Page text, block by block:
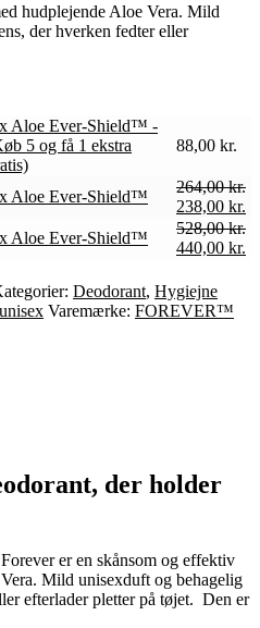
hudplejende Aloe Vera. Mild
der hverken fedter eller
Aloe Ever-Shield™ -
5 og få 1 ekstra
88,00 kr.
Aloe Ever-Shield™
264,00kr.
Den
oprindelige
pris
264,00 kr..
238,00 kr.
Aloe Ever-Shield™
528,00kr.
Den
pris
var:
528,00 kr..
440,00 kr.
Deodorant, Hygiejne
unisex Varemærke: FOREVER™
der holder
er en skånsom og effektiv
Mild unisexduft og behagelig
efterlader pletter på tøjet. Den er